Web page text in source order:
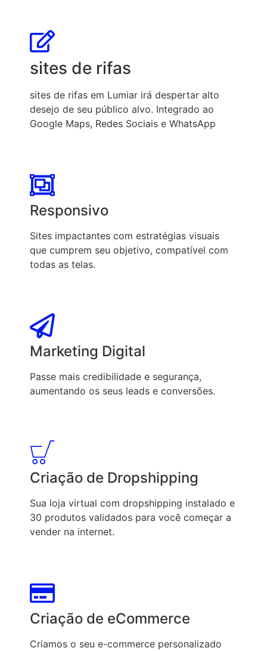
sites de rifas
sites de rifas em Lumiar irá despertar alto
desejo de seu público alvo. Integrado ao
Google Maps, Redes Sociais e WhatsApp
Responsivo
Sites impactantes com estratégias visuais
que cumprem seu objetivo, compatível com
todas as telas.
Marketing Digital
Passe mais credibilidade e segurança,
aumentando os seus leads e conversões.
Criação de Dropshipping
Sua loja virtual com dropshipping instalado e
30 produtos validados para você começar a
vender na internet.
Criação de eCommerce
Criamos o seu e-commerce personalizado